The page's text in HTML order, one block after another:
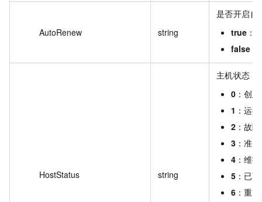
AutoRenew string
是否开启自
true ：
false
HostStatus string
主机状态，
0 ：创
1 ：运
2 ：故
3 ：准
4 ：维
5 ：已
6 ：重